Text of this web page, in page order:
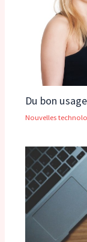
Du bon
Nouvelles